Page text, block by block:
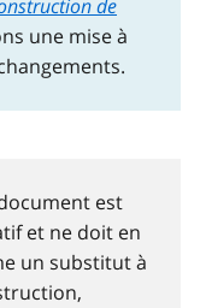
de
une mise à
est
et ne doit en
un substitut à